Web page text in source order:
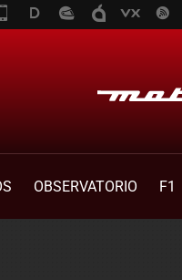
OBSERVATORIO F1